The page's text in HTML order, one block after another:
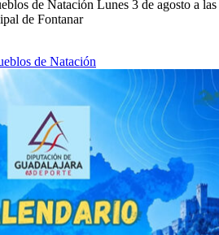
de Natación Lunes 3 de agosto a las
de Fontanar
de Natación